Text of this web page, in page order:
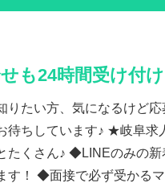
も24時間受け付
りたい方、気になるけど
待ちしています♪ ★岐阜求
たくさん♪ ◆LINEのみの
す！ ◆面接で必ず受かる